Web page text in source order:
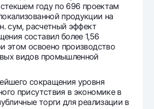
году по 696 проектам
продукции на
сум, расчетный эффект
составил более 1,56
этом освоено производство
видов промышленной
сокращения уровня
присутствия в экономике в
торги для реализации в